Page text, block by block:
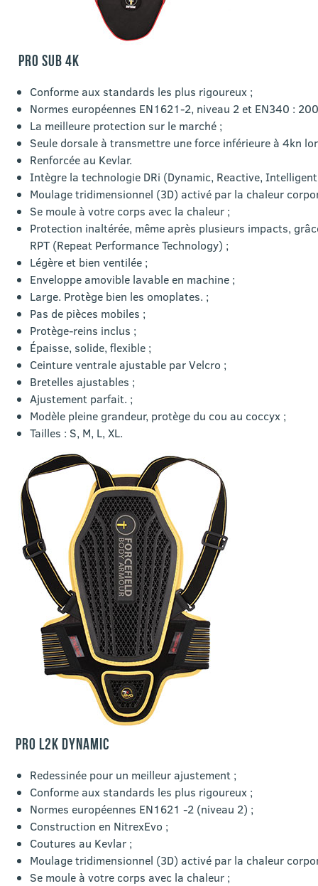
PRO SUB 4K
Conforme aux standards les plus rigoureux ;
Normes européennes EN1621-2, niveau 2 et EN340 :
La meilleure protection sur le marché ;
Seule dorsale à transmettre une force inférieure à 4kn
Renforcée au Kevlar.
Intègre la technologie DRi (Dynamic, Reactive,
Moulage tridimensionnel (3D) activé par la chaleur
Se moule à votre corps avec la chaleur ;
Protection inaltérée, même après plusieurs impacts,
RPT (Repeat Performance Technology) ;
Légère et bien ventilée ;
Enveloppe amovible lavable en machine ;
Large. Protège bien les omoplates. ;
Pas de pièces mobiles ;
Protège-reins inclus ;
Épaisse, solide, flexible ;
Ceinture ventrale ajustable par Velcro ;
Bretelles ajustables ;
Ajustement parfait. ;
Modèle pleine grandeur, protège du cou au coccyx ;
Tailles : S, M, L, XL.
PRO L2K DYNAMIC
Redessinée pour un meilleur ajustement ;
Conforme aux standards les plus rigoureux ;
Normes européennes EN1621 -2 (niveau 2) ;
Construction en NitrexEvo ;
Coutures au Kevlar ;
Moulage tridimensionnel (3D) activé par la chaleur
Se moule à votre corps avec la chaleur ;